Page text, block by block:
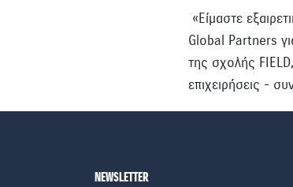
«Είμαστε
Global Partners
της σχολής
επιχειρήσεις -
NEWSLETTER